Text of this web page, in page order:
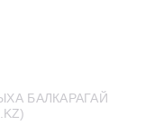
БАЛКАРАГАЙ